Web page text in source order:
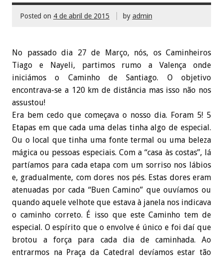
Posted on 4 de abril de 2015 by admin
No passado dia 27 de Março, nós, os Caminheiros
Tiago e Nayeli, partimos rumo a Valença onde
iniciámos o Caminho de Santiago. O objetivo
encontrava-se a 120 km de distância mas isso não nos
assustou!
Era bem cedo que começava o nosso dia. Foram 5! 5
Etapas em que cada uma delas tinha algo de especial.
Ou o local que tinha uma fonte termal ou uma beleza
mágica ou pessoas especiais. Com a “casa às costas”, lá
partíamos para cada etapa com um sorriso nos lábios
e, gradualmente, com dores nos pés. Estas dores eram
atenuadas por cada “Buen Camino” que ouvíamos ou
quando aquele velhote que estava à janela nos indicava
o caminho correto. É isso que este Caminho tem de
especial. O espírito que o envolve é único e foi daí que
brotou a força para cada dia de caminhada. Ao
entrarmos na Praça da Catedral devíamos estar tão